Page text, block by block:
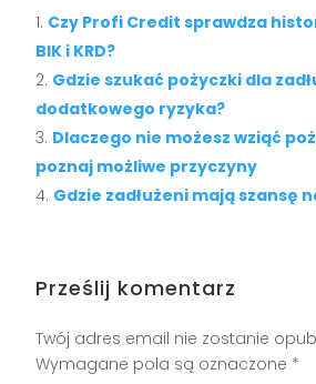
Czy Profi Credit sprawdza
BIK i KRD?
Gdzie szukać pożyczki dla
dodatkowego ryzyka?
Dlaczego nie możesz wziąć
poznaj możliwe przyczyny
Gdzie zadłużeni mają szansę
Prześlij komentarz
Twój adres email nie zostanie
Wymagane pola są oznaczone *